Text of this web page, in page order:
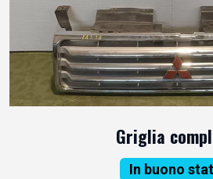
Griglia
In buono